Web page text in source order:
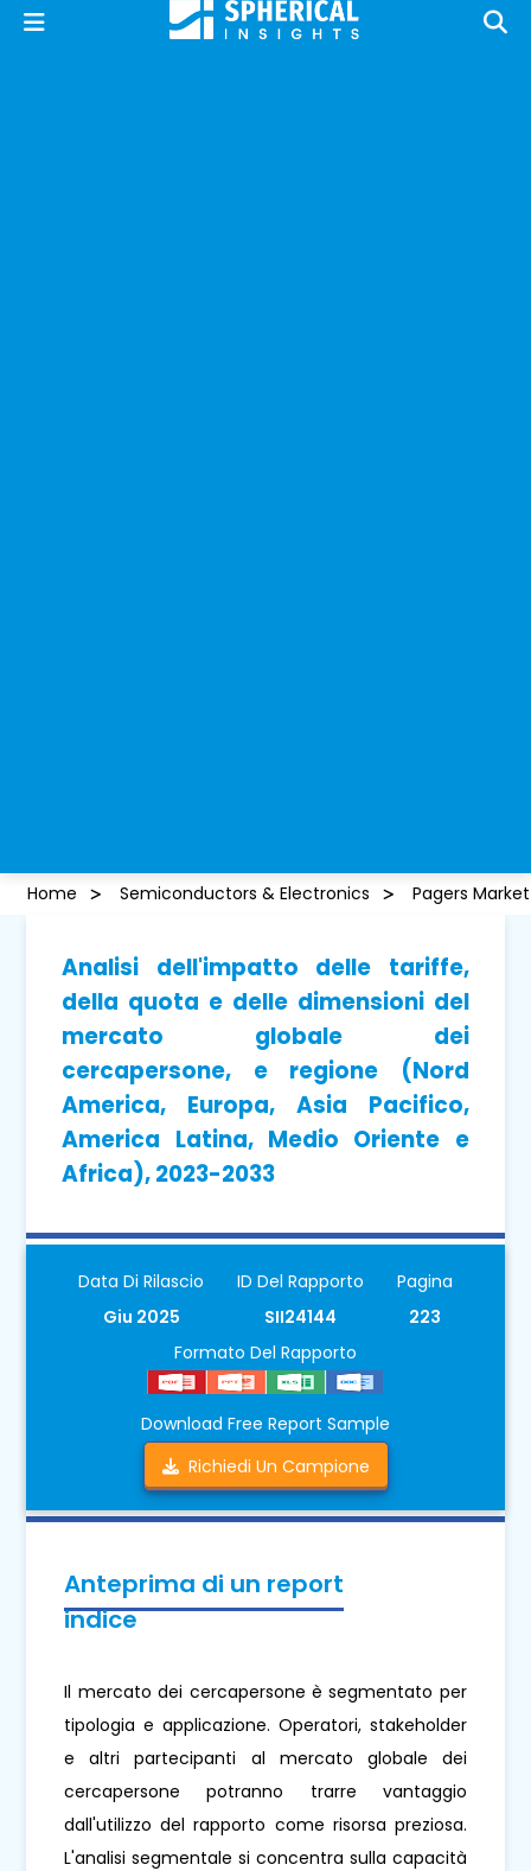
Home Semiconductors & Electronics Pagers Market
Analisi dell'impatto delle tariffe,
della quota e delle dimensioni del
mercato globale dei
cercapersone, e regione (Nord
America, Europa, Asia Pacifico,
America Latina, Medio Oriente e
Africa), 2023-2033
Data Di Rilascio
Giu 2025
ID Del Rapporto
SII24144
Pagina
223
Formato Del Rapporto
Download Free Report Sample
Richiedi Un Campione
Anteprima di un report
indice
Il mercato dei cercapersone è segmentato per
tipologia e applicazione. Operatori, stakeholder
e altri partecipanti al mercato globale dei
cercapersone potranno trarre vantaggio
dall'utilizzo del rapporto come risorsa preziosa.
L'analisi segmentale si concentra sulla capacità